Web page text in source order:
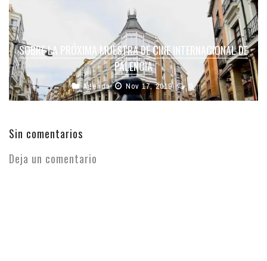
SOBRE LA PRÓXIMA MUESTRA DE CINE INTERNACIONAL DE
PALENCIA
Agenda Nov 17, 2019 0
Sin comentarios
Deja un comentario